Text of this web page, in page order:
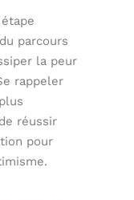
parcours
la peur
rappeler
réussir
pour